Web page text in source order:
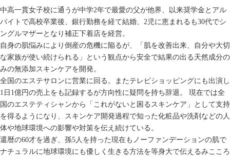
中高一貫女子校に通うが中学2年で最愛の父が他界、以来奨学金とアル
バイトで高校卒業後、銀行勤務を経て結婚、2児に恵まれるも30代でシ
ングルマザーとなり補正下着店を経営。
自身の肌悩みにより倒産の危機に陥るが、「肌を改善出来、自分や大切
な家族が使い続けられる」という観点から安全で結果の出る天然成分の
みの無添加スキンケアを開発。
全国のエステサロンに営業に回る。またテレビショッピングにも出演し
1日1億円の売上をも記録するが方向性に疑問を持ち辞退。 現在では全
国のエステティシャンから「これがないと困るスキンケア」として支持
を得るようになり、スキンケア開発過程で知った化粧品や洗剤などの人
体や地球環境への影響や対策を伝え続けている。
還暦の60才を過ぎ、孫5人を持った現在もノーファンデーションの肌で
ナチュラルに地球環境にも優しく生きる方法を等身大で伝えるみこころ